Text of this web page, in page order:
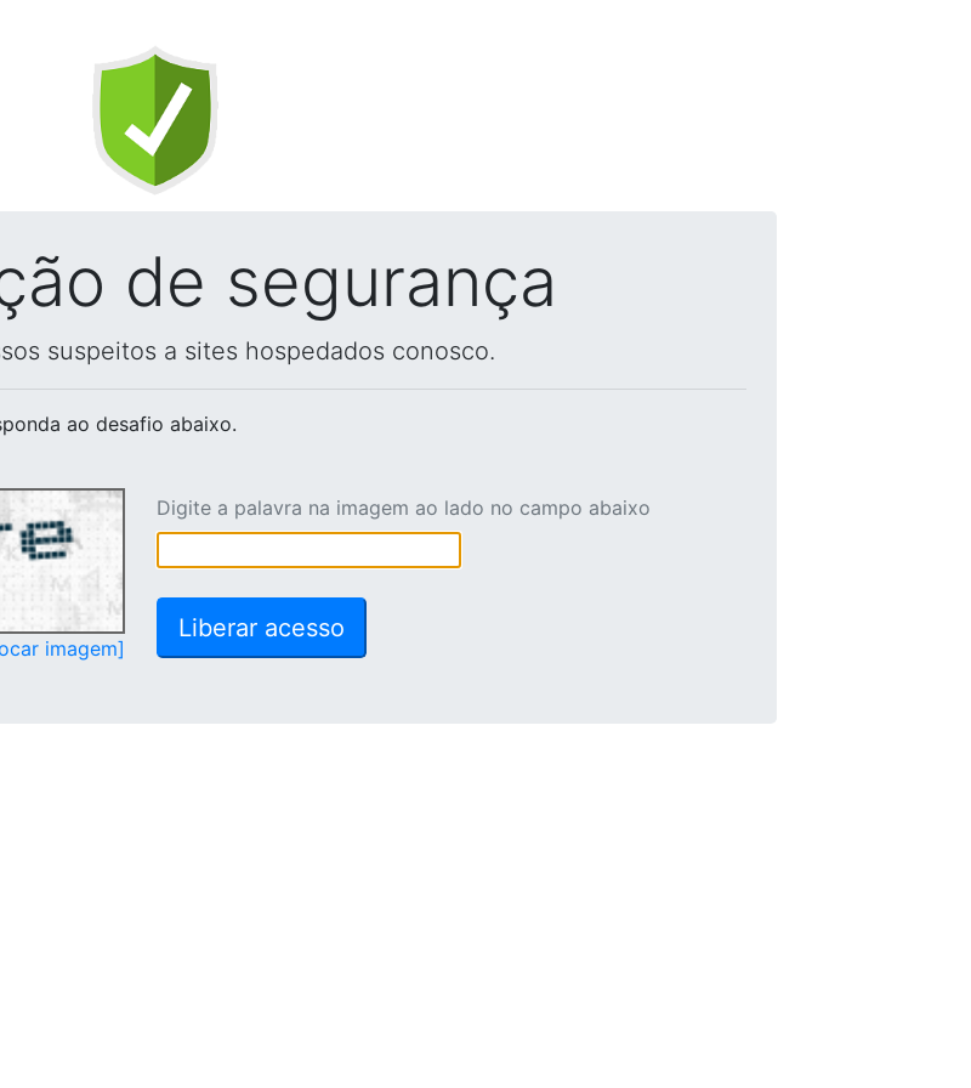
de segurança
suspeitos a sites hospedados conosco.
ao desafio abaixo.
imagem]
Digite a palavra na imagem ao lado no campo abaixo